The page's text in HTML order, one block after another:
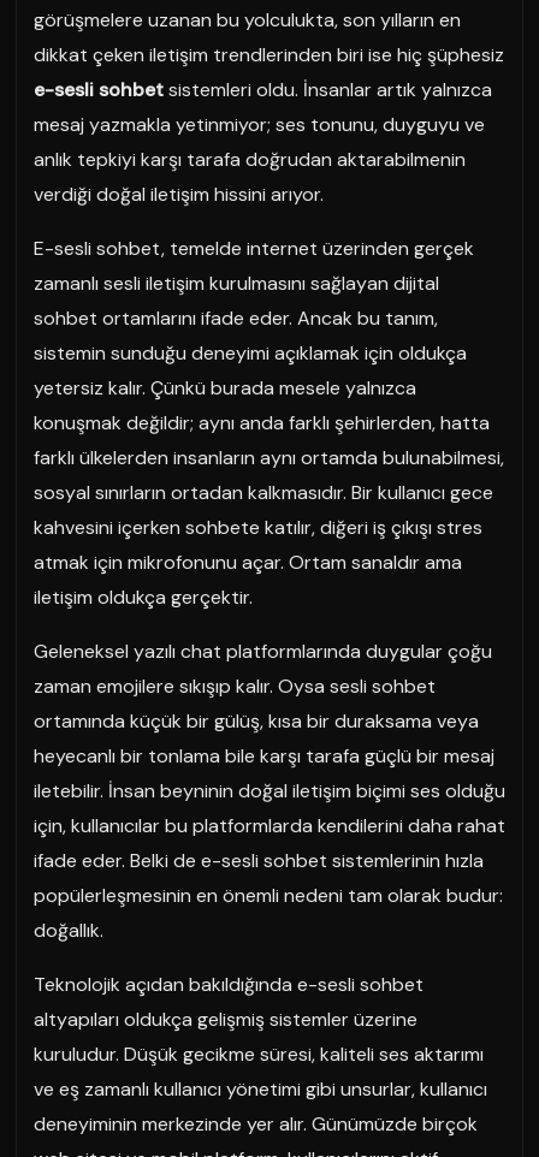
görüşmelere uzanan bu yolculukta, son yılların en
dikkat çeken iletişim trendlerinden biri ise hiç şüphesiz
e-sesli sohbetsistemleri oldu. İnsanlar artık yalnızca
mesaj yazmakla yetinmiyor; ses tonunu, duyguyu ve
anlık tepkiyi karşı tarafa doğrudan aktarabilmenin
verdiği doğal iletişim hissini arıyor.
E-sesli sohbet, temelde internet üzerinden gerçek
zamanlı sesli iletişim kurulmasını sağlayan dijital
sohbet ortamlarını ifade eder. Ancak bu tanım,
sistemin sunduğu deneyimi açıklamak için oldukça
yetersiz kalır. Çünkü burada mesele yalnızca
konuşmak değildir; aynı anda farklı şehirlerden, hatta
farklı ülkelerden insanların aynı ortamda bulunabilmesi,
sosyal sınırların ortadan kalkmasıdır. Bir kullanıcı gece
kahvesini içerken sohbete katılır, diğeri iş çıkışı stres
atmak için mikrofonunu açar. Ortam sanaldır ama
iletişim oldukça gerçektir.
Geleneksel yazılı chat platformlarında duygular çoğu
zaman emojilere sıkışıp kalır. Oysa sesli sohbet
ortamında küçük bir gülüş, kısa bir duraksama veya
heyecanlı bir tonlama bile karşı tarafa güçlü bir mesaj
iletebilir. İnsan beyninin doğal iletişim biçimi ses olduğu
için, kullanıcılar bu platformlarda kendilerini daha rahat
ifade eder. Belki de e-sesli sohbet sistemlerinin hızla
popülerleşmesinin en önemli nedeni tam olarak budur:
doğallık.
Teknolojik açıdan bakıldığında e-sesli sohbet
altyapıları oldukça gelişmiş sistemler üzerine
kuruludur. Düşük gecikme süresi, kaliteli ses aktarımı
ve eş zamanlı kullanıcı yönetimi gibi unsurlar, kullanıcı
deneyiminin merkezinde yer alır. Günümüzde birçok